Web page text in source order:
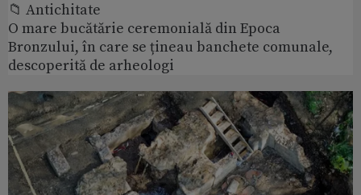
📁 Antichitate
O mare bucătărie ceremonială din Epoca
Bronzului, în care se țineau banchete comunale,
descoperită de arheologi